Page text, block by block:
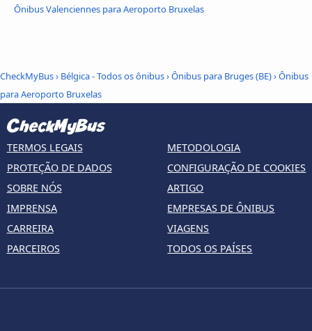
Ônibus Valenciennes para Aeroporto Bruxelas
CheckMyBus› Bélgica - Todos os ônibus›Ônibus para Bruges (BE)›Ônibus
para Aeroporto Bruxelas
TERMOS LEGAIS
PROTEÇÃO DE DADOS
SOBRE NÓS
IMPRENSA
CARREIRA
PARCEIROS
METODOLOGIA
CONFIGURAÇÃO DE COOKIES
ARTIGO
EMPRESAS DE ÔNIBUS
VIAGENS
TODOS OS PAÍSES